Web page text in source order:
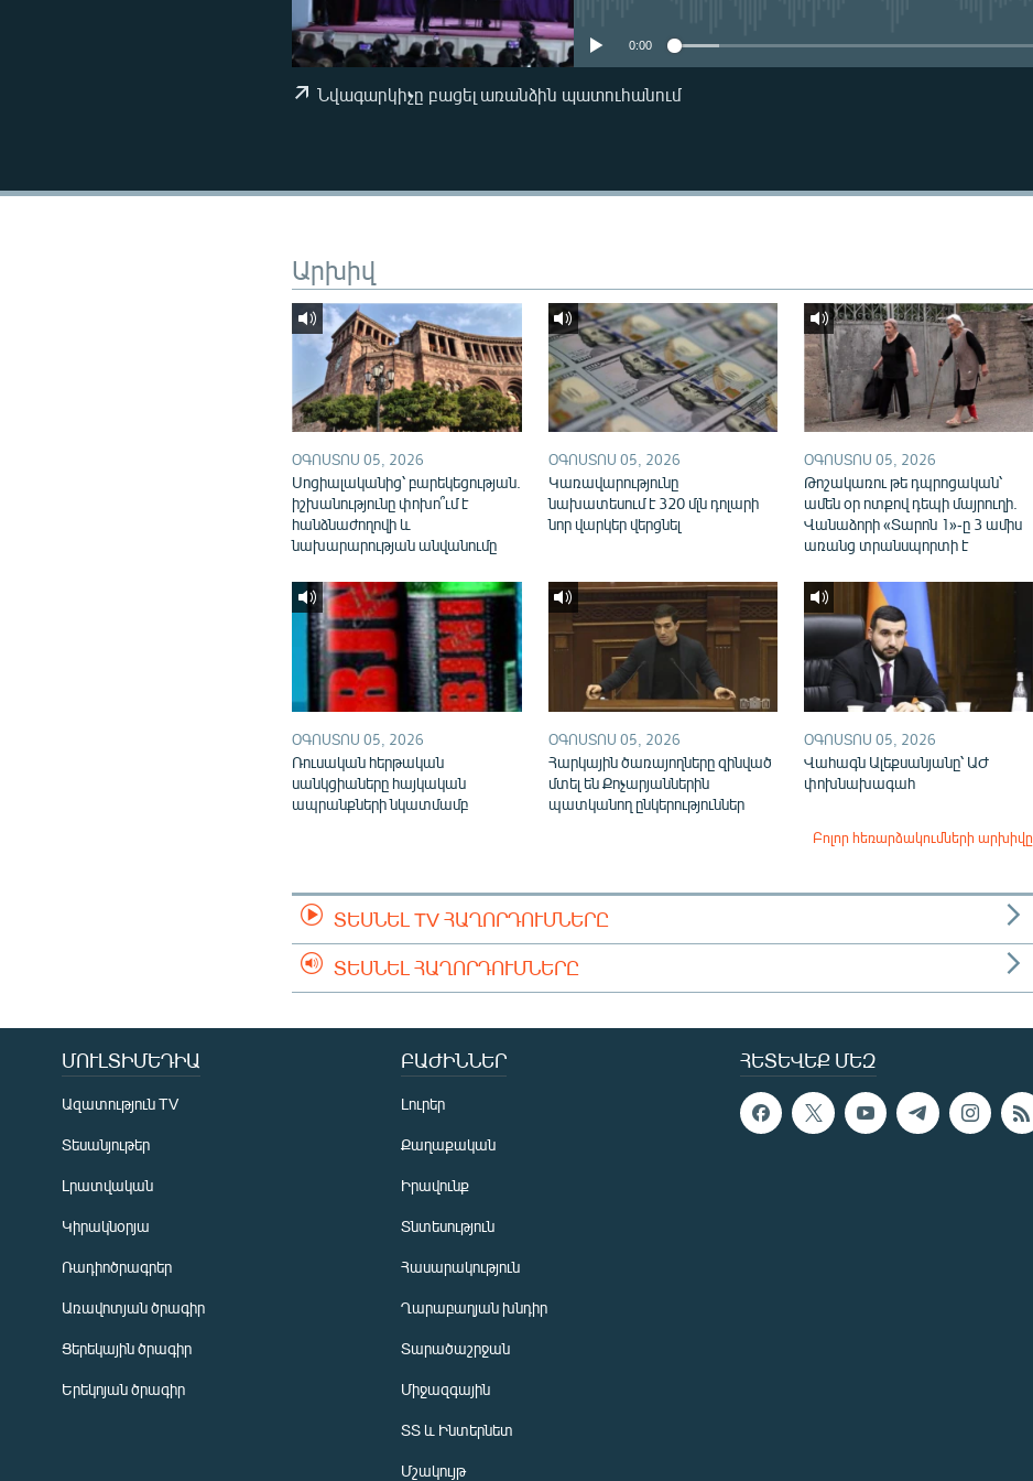
ԿՈՐՈՆԱՎԻՐՈՒՍ
0:00
Նվագարկիչը բացել առանձին պատուհանում
Արխիվ
ՕԳՈՍՏՈՍ 05, 2026
Սոցիալականից՝ բարեկեցության.
իշխանությունը փոխո՞ւմ է
հանձնաժողովի և
նախարարության անվանումը
ՕԳՈՍՏՈՍ 05, 2026
Կառավարությունը
նախատեսում է 320 մլն դոլարի
նոր վարկեր վերցնել
ՕԳՈՍՏՈՍ 05, 2026
Թոշակառու թե դպրոցական՝
ամեն օր ոտքով դեպի մայրուղի.
Վանաձորի «Տարոն 1»-ը 3 ամիս
առանց տրանսպորտի է
ՕԳՈՍՏՈՍ 05, 2026
Ռուսական հերթական
սանկցիաները հայկական
ապրանքների նկատմամբ
ՕԳՈՍՏՈՍ 05, 2026
Հարկային ծառայողները զինված
մտել են Քոչարյաններին
պատկանող ընկերություններ
ՕԳՈՍՏՈՍ 05, 2026
Վահագն Ալեքսանյանը՝ ԱԺ
փոխնախագահ
Բոլոր հեռարձակումների արխիվը
ՏԵՍՆԵԼ TV ՀԱՂՈՐԴՈՒՄՆԵՐԸ
ՏԵՍՆԵԼ ՀԱՂՈՐԴՈՒՄՆԵՐԸ
ՀԵՏԵՎԵՔ ՄԵԶ
ՄՈՒԼՏԻՄԵԴԻԱ
Ազատություն TV
Տեսանյութեր
Լրատվական
Կիրակնօրյա
Ռադիոծրագրեր
Առավոտյան ծրագիր
Ցերեկային ծրագիր
Երեկոյան ծրագիր
ԲԱԺԻՆՆԵՐ
Լուրեր
Քաղաքական
Իրավունք
Տնտեսություն
Հասարակություն
Ղարաբաղյան խնդիր
Տարածաշրջան
Միջազգային
ՏՏ և Ինտերնետ
Մշակույթ